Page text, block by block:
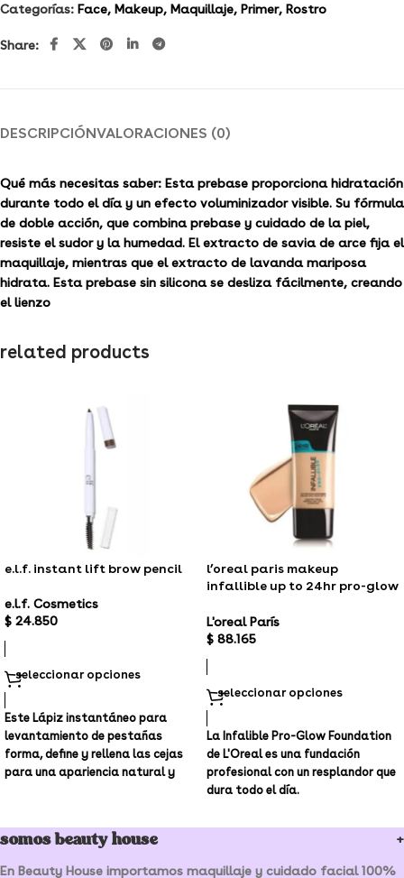
Categorías: Face, Makeup, Maquillaje, Primer, Rostro
Share:
DESCRIPCIÓNVALORACIONES (0)
Qué más necesitas saber: Esta prebase proporciona hidratación
durante todo el día y un efecto voluminizador visible. Su fórmula
de doble acción, que combina prebase y cuidado de la piel,
resiste el sudor y la humedad. El extracto de savia de arce fija el
maquillaje, mientras que el extracto de lavanda mariposa
hidrata. Esta prebase sin silicona se desliza fácilmente, creando
el lienzo
related products
e.l.f. instant lift brow pencil
e.l.f. Cosmetics
$ 24.850
seleccionar opciones
Este Lápiz instantáneo para
levantamiento de pestañas
forma, define y rellena las cejas
para una apariencia natural y
l’oreal paris makeup
infallible up to 24hr pro-glow
L'oreal París
$ 88.165
seleccionar opciones
La Infalible Pro-Glow Foundation
de L'Oreal es una fundación
profesional con un resplandor que
dura todo el día.
somos beauty house
En Beauty House importamos maquillaje y cuidado facial 100%